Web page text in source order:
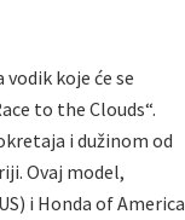
vodik koje će se
to the Clouds“.
i dužinom od
Ovaj model,
i Honda of America